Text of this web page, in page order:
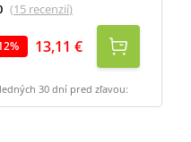
(15 recenzií)
% 13,11 €
30 dní pred zľavou: